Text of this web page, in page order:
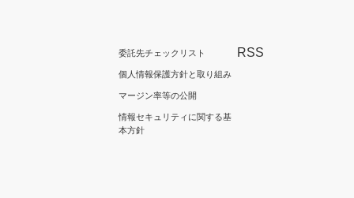
委託先チェックリスト
個人情報保護方針と取り組み
マージン率等の公開
情報セキュリティに関する基
本方針
RSS